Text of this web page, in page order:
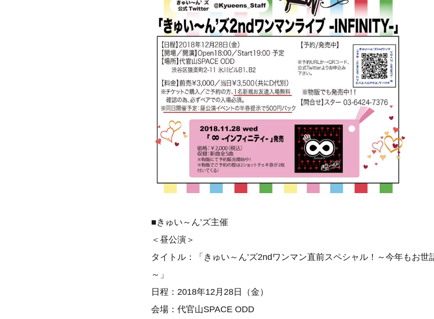
■きゅい～ん’ズ主催
＜昼公演＞
タイトル：「きゅい～ん’ズ2ndワンマン直前スペシャル！～今年もお世
～」
日程：2018年12月28日（金）
会場：代官山SPACE ODD